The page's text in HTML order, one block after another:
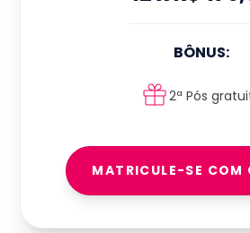
BÔNUS:
2ª Pós
MATRICULE-SE COM